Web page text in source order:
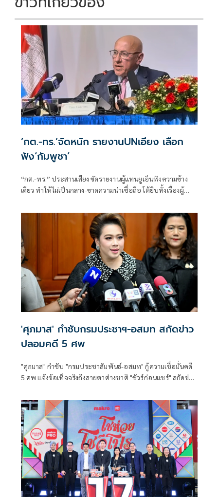
‘กต.-ทร.’จัดหนัก รายงานUNเอียง เลือก
ฟัง‘กัมพูชา’
“กต.-ทร.” ประสานเสียง ซัดรายงานผู้แทนยูเอ็นฟังความข้าง
เดียว ทำให้ไม่เป็นกลาง-ขาดความน่าเชื่อถือ โต้ยิบทั้งเรื่องผู้
'ศุภมาส' กำชับกรมประชาฯ-อสมท สกัดข่าว
ปลอมคดี 5 ศพ
"ศุภมาส" กำชับ "กรมประชาสัมพันธ์-อสมท" กู้ความเชื่อมั่นคดี
5 ศพ แจ้งข้อเท็จจริงถึงสายตาต่างชาติ "ชัวร์ก่อนแชร์" สกัดข่าว